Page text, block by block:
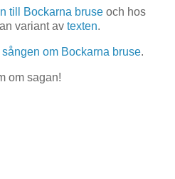
till Bockarna bruse och hos
variant av texten.
sången om Bockarna bruse.
om sagan!